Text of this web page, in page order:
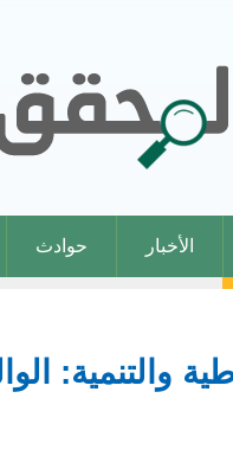
الأخبار حوادث
والتنمية: